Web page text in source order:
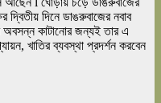
দিনে ডাঙরুবাজের নবাব
কাটানোর জন্যই তার এ
খাতির ব্যবস্থা প্রদর্শন করবেন